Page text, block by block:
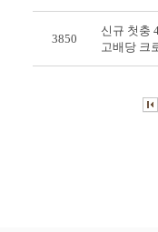
3850
신규 첫충
고배당 크